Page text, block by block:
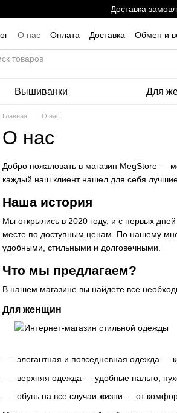
Доставка
О нас Оплата Доставка Обмен и
соглашение
Вышиванки Для
Главная О нас
О нас
Добро пожаловать в магазин MegStore —
каждый наш клиент нашел для себя
Наша история
Мы открылись в 2020 году, и с первых
месте по доступным ценам. По нашему
удобными, стильными и долговечными.
Что мы предлагаем?
В нашем магазине вы найдете все
Для женщин
элегантная и повседневная одежда —
верхняя одежда — удобные пальто,
обувь на все случаи жизни — от